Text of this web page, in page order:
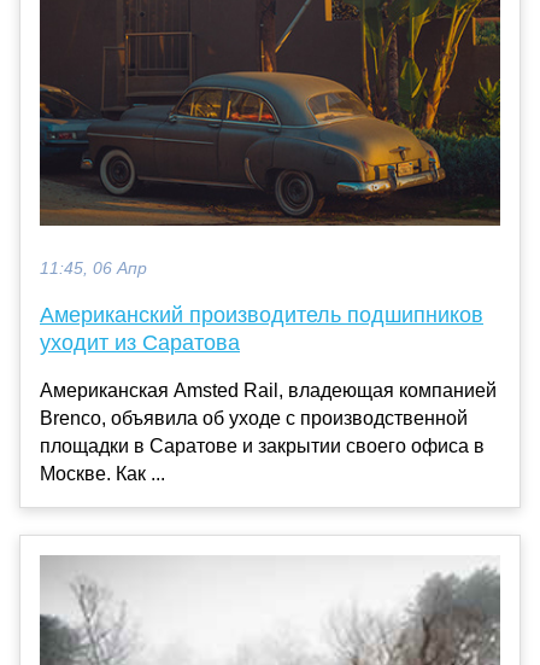
11:45, 06 Апр
Американский производитель подшипников
уходит из Саратова
Американская Amsted Rail, владеющая компанией
Brenco, объявила об уходе с производственной
площадки в Саратове и закрытии своего офиса в
Москве. Как ...